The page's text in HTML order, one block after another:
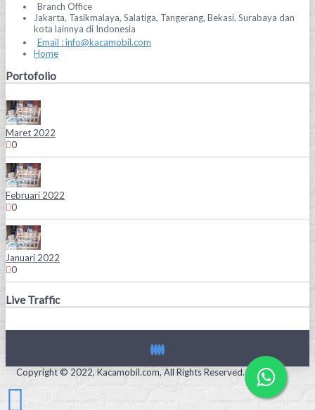
Branch Office
Jakarta, Tasikmalaya, Salatiga, Tangerang, Bekasi, Surabaya dan
kota lainnya di Indonesia
Email : info@kacamobil.com
Home
Portofolio
Maret 2022
0
Februari 2022
0
Januari 2022
0
Live Traffic
Copyright © 2022, Kacamobil.com, All Rights Reserved.